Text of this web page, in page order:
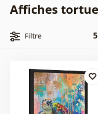
Affiches
Filtre 5